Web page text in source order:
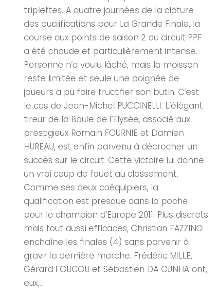
triplettes. A quatre journées de la clôture
des qualifications pour La Grande Finale, la
course aux points de saison 2 du circuit PPF
a été chaude et particulièrement intense.
Personne n’a voulu lâché, mais la moisson
reste limitée et seule une poignée de
joueurs a pu faire fructifier son butin. C’est
le cas de Jean-Michel PUCCINELLI. L’élégant
tireur de la Boule de l’Elysée, associé aux
prestigieux Romain FOURNIE et Damien
HUREAU, est enfin parvenu à décrocher un
succès sur le circuit. Cette victoire lui donne
un vrai coup de fouet au classement.
Comme ses deux coéquipiers, la
qualification est presque dans la poche
pour le champion d’Europe 2011. Plus discrets
mais tout aussi efficaces, Christian FAZZINO
enchaîne les finales (4) sans parvenir à
gravir la dernière marche. Frédéric MILLE,
Gérard FOUCOU et Sébastien DA CUNHA ont,
eux,...